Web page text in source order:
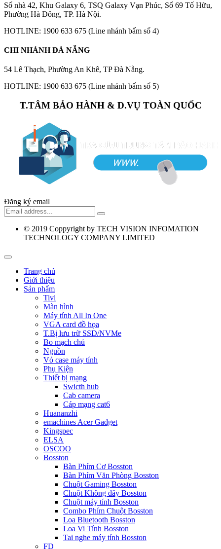
Số nhà 42, Khu Galaxy 6, TSQ Galaxy Vạn Phúc, Số 69 Tố Hữu,
Phường Hà Đông, TP. Hà Nội.
HOTLINE: 1900 633 675 (Line nhánh bấm số 4)
CHI NHÁNH ĐÀ NẴNG
54 Lê Thạch, Phường An Khê, TP Đà Nẵng.
HOTLINE: 1900 633 675 (Line nhánh bấm số 5)
T.TÂM BẢO HÀNH & D.VỤ TOÀN QUỐC
Đăng ký email
© 2019 Coppyright by TECH VISION INFOMATION
TECHNOLOGY COMPANY LIMITED
Trang chủ
Giới thiệu
Sản phẩm
Tivi
Màn hình
Máy tính All In One
VGA card đồ họa
T.Bị lưu trữ SSD/NVMe
Bo mạch chủ
Nguồn
Vỏ case máy tính
Phụ Kiện
Thiết bị mạng
Swicth hub
Cab camera
Cáp mạng cat6
Huananzhi
emachines Acer Gadget
Kingspec
ELSA
OSCOO
Bosston
Bàn Phím Cơ Bosston
Bàn Phím Văn Phòng Bosston
Chuột Gaming Bosston
Chuột Không dây Bosston
Chuột máy tính Bosston
Combo Phím Chuột Bosston
Loa Bluetooth Bosston
Loa Vi Tính Bosston
Tai nghe máy tính Bosston
FD